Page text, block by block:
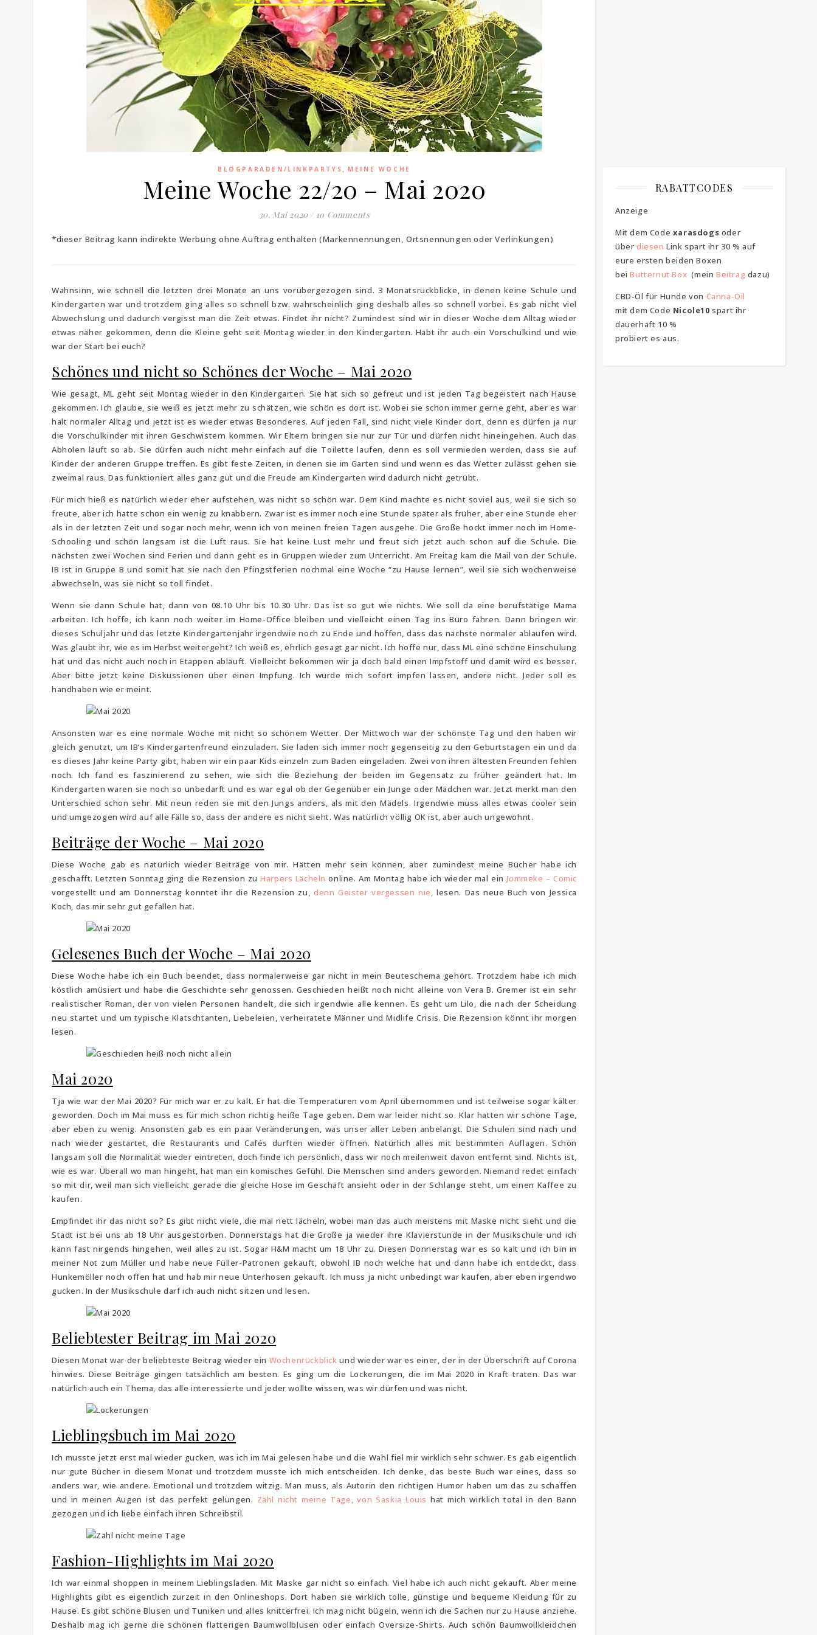
BLOGPARADEN/LINKPARTYS , MEINE WOCHE
Meine Woche 22/20 – Mai 2020
30. Mai 2020 / 10 Comments
*dieser Beitrag kann indirekte Werbung ohne Auftrag enthalten (Markennennungen, Ortsnennungen oder Verlinkungen)
Wahnsinn, wie schnell die letzten drei Monate an uns vorübergezogen sind. 3 Monatsrückblicke, in denen keine Schule und
Kindergarten war und trotzdem ging alles so schnell bzw. wahrscheinlich ging deshalb alles so schnell vorbei. Es gab nicht viel
Abwechslung und dadurch vergisst man die Zeit etwas. Findet ihr nicht? Zumindest sind wir in dieser Woche dem Alltag wieder
etwas näher gekommen, denn die Kleine geht seit Montag wieder in den Kindergarten. Habt ihr auch ein Vorschulkind und wie
war der Start bei euch?
Schönes und nicht so Schönes der Woche – Mai 2020
Wie gesagt, ML geht seit Montag wieder in den Kindergarten. Sie hat sich so gefreut und ist jeden Tag begeistert nach Hause
gekommen. Ich glaube, sie weiß es jetzt mehr zu schätzen, wie schön es dort ist. Wobei sie schon immer gerne geht, aber es war
halt normaler Alltag und jetzt ist es wieder etwas Besonderes. Auf jeden Fall, sind nicht viele Kinder dort, denn es dürfen ja nur
die Vorschulkinder mit ihren Geschwistern kommen. Wir Eltern bringen sie nur zur Tür und dürfen nicht hineingehen. Auch das
Abholen läuft so ab. Sie dürfen auch nicht mehr einfach auf die Toilette laufen, denn es soll vermieden werden, dass sie auf
Kinder der anderen Gruppe treffen. Es gibt feste Zeiten, in denen sie im Garten sind und wenn es das Wetter zulässt gehen sie
zweimal raus. Das funktioniert alles ganz gut und die Freude am Kindergarten wird dadurch nicht getrübt.
Für mich hieß es natürlich wieder eher aufstehen, was nicht so schön war. Dem Kind machte es nicht soviel aus, weil sie sich so
freute, aber ich hatte schon ein wenig zu knabbern. Zwar ist es immer noch eine Stunde später als früher, aber eine Stunde eher
als in der letzten Zeit und sogar noch mehr, wenn ich von meinen freien Tagen ausgehe. Die Große hockt immer noch im Home-
Schooling und schön langsam ist die Luft raus. Sie hat keine Lust mehr und freut sich jetzt auch schon auf die Schule. Die
nächsten zwei Wochen sind Ferien und dann geht es in Gruppen wieder zum Unterricht. Am Freitag kam die Mail von der Schule.
IB ist in Gruppe B und somit hat sie nach den Pfingstferien nochmal eine Woche “zu Hause lernen”, weil sie sich wochenweise
abwechseln, was sie nicht so toll findet.
Wenn sie dann Schule hat, dann von 08.10 Uhr bis 10.30 Uhr. Das ist so gut wie nichts. Wie soll da eine berufstätige Mama
arbeiten. Ich hoffe, ich kann noch weiter im Home-Office bleiben und vielleicht einen Tag ins Büro fahren. Dann bringen wir
dieses Schuljahr und das letzte Kindergartenjahr irgendwie noch zu Ende und hoffen, dass das nächste normaler ablaufen wird.
Was glaubt ihr, wie es im Herbst weitergeht? Ich weiß es, ehrlich gesagt gar nicht. Ich hoffe nur, dass ML eine schöne Einschulung
hat und das nicht auch noch in Etappen abläuft. Vielleicht bekommen wir ja doch bald einen Impfstoff und damit wird es besser.
Aber bitte jetzt keine Diskussionen über einen Impfung. Ich würde mich sofort impfen lassen, andere nicht. Jeder soll es
handhaben wie er meint.
Ansonsten war es eine normale Woche mit nicht so schönem Wetter. Der Mittwoch war der schönste Tag und den haben wir
gleich genutzt, um IB’s Kindergartenfreund einzuladen. Sie laden sich immer noch gegenseitig zu den Geburtstagen ein und da
es dieses Jahr keine Party gibt, haben wir ein paar Kids einzeln zum Baden eingeladen. Zwei von ihren ältesten Freunden fehlen
noch. Ich fand es faszinierend zu sehen, wie sich die Beziehung der beiden im Gegensatz zu früher geändert hat. Im
Kindergarten waren sie noch so unbedarft und es war egal ob der Gegenüber ein Junge oder Mädchen war. Jetzt merkt man den
Unterschied schon sehr. Mit neun reden sie mit den Jungs anders, als mit den Mädels. Irgendwie muss alles etwas cooler sein
und umgezogen wird auf alle Fälle so, dass der andere es nicht sieht. Was natürlich völlig OK ist, aber auch ungewohnt.
Beiträge der Woche – Mai 2020
Diese Woche gab es natürlich wieder Beiträge von mir. Hätten mehr sein können, aber zumindest meine Bücher habe ich
geschafft. Letzten Sonntag ging die Rezension zuHarpers Lächeln online. Am Montag habe ich wieder mal einJommeke – Comic
vorgestellt und am Donnerstag konntet ihr die Rezension zu, denn Geister vergessen nie, lesen. Das neue Buch von Jessica
Koch, das mir sehr gut gefallen hat.
Gelesenes Buch der Woche – Mai 2020
Diese Woche habe ich ein Buch beendet, dass normalerweise gar nicht in mein Beuteschema gehört. Trotzdem habe ich mich
köstlich amüsiert und habe die Geschichte sehr genossen. Geschieden heißt noch nicht alleine von Vera B. Gremer ist ein sehr
realistischer Roman, der von vielen Personen handelt, die sich irgendwie alle kennen. Es geht um Lilo, die nach der Scheidung
neu startet und um typische Klatschtanten, Liebeleien, verheiratete Männer und Midlife Crisis. Die Rezension könnt ihr morgen
lesen.
Mai 2020
Tja wie war der Mai 2020? Für mich war er zu kalt. Er hat die Temperaturen vom April übernommen und ist teilweise sogar kälter
geworden. Doch im Mai muss es für mich schon richtig heiße Tage geben. Dem war leider nicht so. Klar hatten wir schöne Tage,
aber eben zu wenig. Ansonsten gab es ein paar Veränderungen, was unser aller Leben anbelangt. Die Schulen sind nach und
nach wieder gestartet, die Restaurants und Cafés durften wieder öffnen. Natürlich alles mit bestimmten Auflagen. Schön
langsam soll die Normalität wieder eintreten, doch finde ich persönlich, dass wir noch meilenweit davon entfernt sind. Nichts ist,
wie es war. Überall wo man hingeht, hat man ein komisches Gefühl. Die Menschen sind anders geworden. Niemand redet einfach
so mit dir, weil man sich vielleicht gerade die gleiche Hose im Geschäft ansieht oder in der Schlange steht, um einen Kaffee zu
kaufen.
Empfindet ihr das nicht so? Es gibt nicht viele, die mal nett lächeln, wobei man das auch meistens mit Maske nicht sieht und die
Stadt ist bei uns ab 18 Uhr ausgestorben. Donnerstags hat die Große ja wieder ihre Klavierstunde in der Musikschule und ich
kann fast nirgends hingehen, weil alles zu ist. Sogar H&M macht um 18 Uhr zu. Diesen Donnerstag war es so kalt und ich bin in
meiner Not zum Müller und habe neue Füller-Patronen gekauft, obwohl IB noch welche hat und dann habe ich entdeckt, dass
Hunkemöller noch offen hat und hab mir neue Unterhosen gekauft. Ich muss ja nicht unbedingt war kaufen, aber eben irgendwo
gucken. In der Musikschule darf ich auch nicht sitzen und lesen.
Beliebtester Beitrag im Mai 2020
Diesen Monat war der beliebteste Beitrag wieder ein Wochenrückblick und wieder war es einer, der in der Überschrift auf Corona
hinwies. Diese Beiträge gingen tatsächlich am besten. Es ging um die Lockerungen, die im Mai 2020 in Kraft traten. Das war
natürlich auch ein Thema, das alle interessierte und jeder wollte wissen, was wir dürfen und was nicht.
Lieblingsbuch im Mai 2020
Ich musste jetzt erst mal wieder gucken, was ich im Mai gelesen habe und die Wahl fiel mir wirklich sehr schwer. Es gab eigentlich
nur gute Bücher in diesem Monat und trotzdem musste ich mich entscheiden. Ich denke, das beste Buch war eines, dass so
anders war, wie andere. Emotional und trotzdem witzig. Man muss, als Autorin den richtigen Humor haben um das zu schaffen
und in meinen Augen ist das perfekt gelungen. Zähl nicht meine Tage, von Saskia Louis hat mich wirklich total in den Bann
gezogen und ich liebe einfach ihren Schreibstil.
Fashion-Highlights im Mai 2020
Ich war einmal shoppen in meinem Lieblingsladen. Mit Maske gar nicht so einfach. Viel habe ich auch nicht gekauft. Aber meine
Highlights gibt es eigentlich zurzeit in den Onlineshops. Dort haben sie wirklich tolle, günstige und bequeme Kleidung für zu
Hause. Es gibt schöne Blusen und Tuniken und alles knitterfrei. Ich mag nicht bügeln, wenn ich die Sachen nur zu Hause anziehe.
Deshalb mag ich gerne die schönen flatterigen Baumwollblusen oder einfach Oversize-Shirts. Auch schön Baumwollkleidchen
RABATTCODES
Anzeige
Mit dem Code xarasdogs oder
über diesen Link spart ihr 30 % auf
eure ersten beiden Boxen
beiButternut Box (meinBeitrag dazu)
CBD-Öl für Hunde von Canna-Oil
mit dem Code Nicole10 spart ihr
dauerhaft 10 %
probiert es aus.